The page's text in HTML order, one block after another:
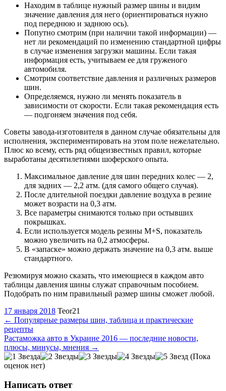
Находим в таблице нужный размер шины и видим
значение давления для него (ориентироваться нужно
под переднюю и заднюю ось).
Попутно смотрим (при наличии такой информации) —
нет ли рекомендаций по изменению стандартной цифры
в случае изменения загрузки машины. Если такая
информация есть, учитываем ее для груженого
автомобиля.
Смотрим соответствие давления и различных размеров
шин.
Определяемся, нужно ли менять показатель в
зависимости от скорости. Если такая рекомендация есть
— подгоняем значения под себя.
Советы завода-изготовителя в данном случае обязательны для
исполнения, экспериментировать на этом поле нежелательно.
Плюс ко всему, есть ряд общеизвестных правил, которые
выработаны десятилетиями шоферского опыта.
Максимальное давление для шин передних колес — 2,
для задних — 2,2 атм. (для самого общего случая).
После длительной поездки давление воздуха в резине
может возрасти на 0,3 атм.
Все параметры снимаются только при остывших
покрышках.
Если используется модель резины M+S, показатель
можно увеличить на 0,2 атмосферы.
В «запаске» можно держать значение на 0,3 атм. выше
стандартного.
Резюмируя можно сказать, что имеющиеся в каждом авто
таблицы давления шины служат справочным пособием.
Подобрать по ним правильный размер шины сможет любой.
17 января 2018 Teor21
← Популярные размеры шин, таблица и практические
рецепты
Растаможка авто в Украине 2016 — последние новости,
плюсы, минусы, мнения →
(Пока
оценок нет)
Написать ответ